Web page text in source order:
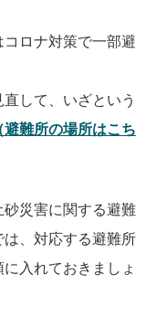
ロナ対策で一部避
して、いざという
避難所の場所はこち
災害に関する避難
、対応する避難所
入れておきましょ